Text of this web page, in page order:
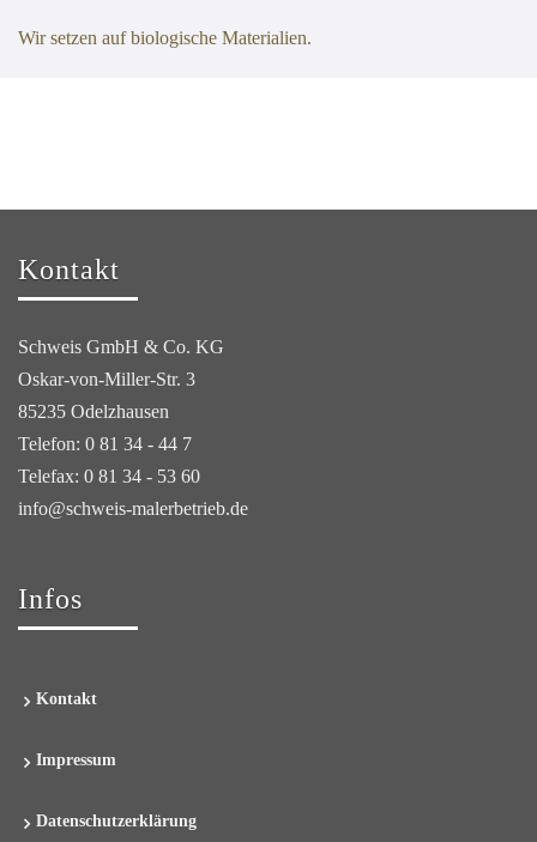
Wir setzen auf biologische Materialien.
Kontakt
Schweis GmbH & Co. KG
Oskar-von-Miller-Str. 3
85235 Odelzhausen
Telefon: 0 81 34 - 44 7
Telefax: 0 81 34 - 53 60
info@schweis-malerbetrieb.de
Infos
Kontakt
Impressum
Datenschutzerklärung